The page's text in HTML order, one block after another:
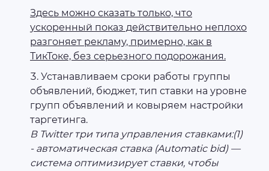
Здесь можно сказать только, что
ускоренный показ действительно неплохо
разгоняет рекламу, примерно, как в
ТикТоке, без серьезного подорожания.
Устанавливаем сроки работы группы
объявлений, бюджет, тип ставки на уровне
групп объявлений и ковыряем настройки
таргетинга.
В Twitter три типа управления ставками:(1)
- автоматическая ставка (Automatic bid) —
система оптимизирует ставки, чтобы